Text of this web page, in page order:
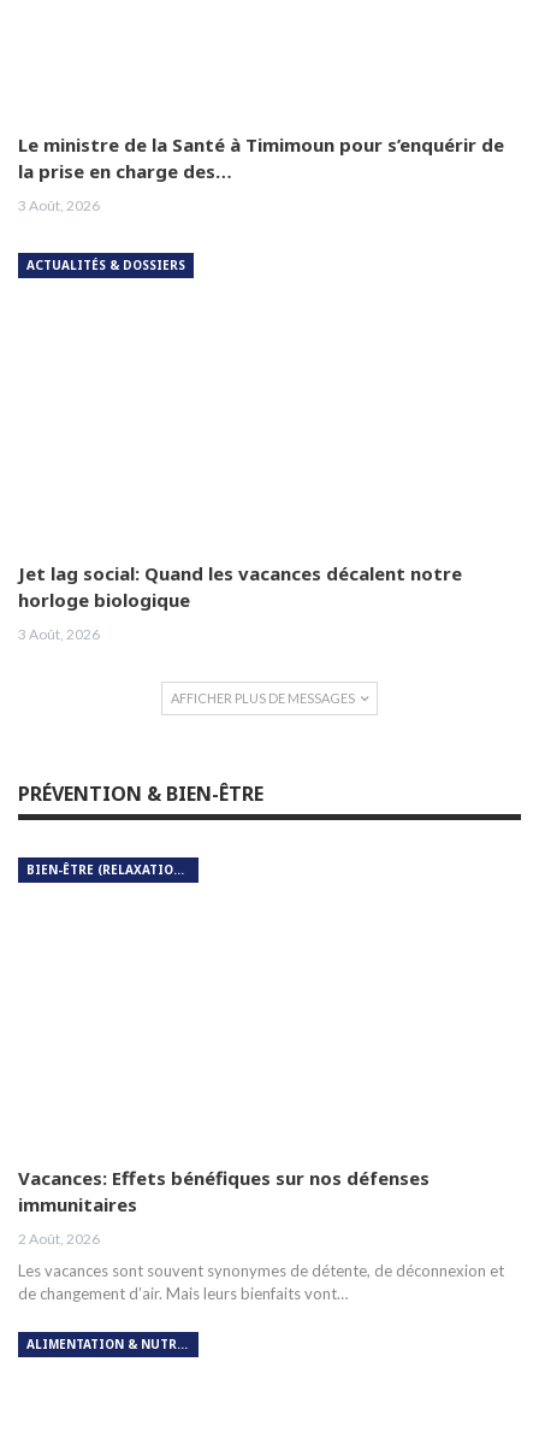
Le ministre de la Santé à Timimoun pour s’enquérir de
la prise en charge des…
3 Août, 2026
ACTUALITÉS & DOSSIERS
Jet lag social: Quand les vacances décalent notre
horloge biologique
3 Août, 2026
AFFICHER PLUS DE MESSAGES
PRÉVENTION & BIEN-ÊTRE
BIEN-ÊTRE (RELAXATION, MÉDITATION, SOIN DU CORPS)
Vacances: Effets bénéfiques sur nos défenses
immunitaires
2 Août, 2026
Les vacances sont souvent synonymes de détente, de déconnexion et
de changement d’air. Mais leurs bienfaits vont…
ALIMENTATION & NUTRITION